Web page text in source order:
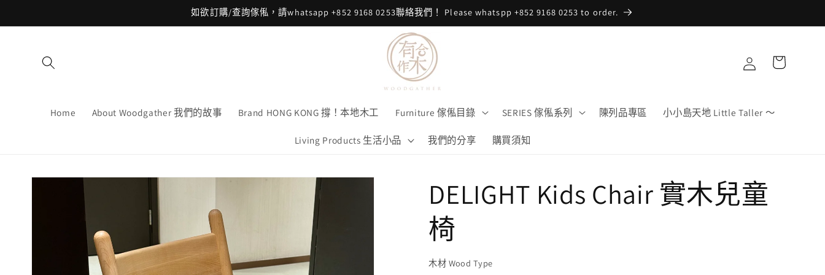
如欲訂購/查詢傢俬，請whatsapp +852 9168 0253聯絡我們！ Please whatspp +852 9168 0253 to order.
Home About Woodgather 我們的故事 Brand HONG KONG 撐！本地木工 Furniture 傢俬目錄 SERIES 傢俬系列 陳列品專區 小小島天地 Little Taller ～
Living Products 生活小品 我們的分享 購買須知
入
物
略過產
品資訊
DELIGHT Kids Chair 實木兒童
椅
木材 Wood Type